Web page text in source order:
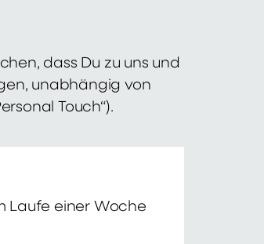
dass Du zu uns und
unabhängig von
Touch“).
Laufe einer Woche